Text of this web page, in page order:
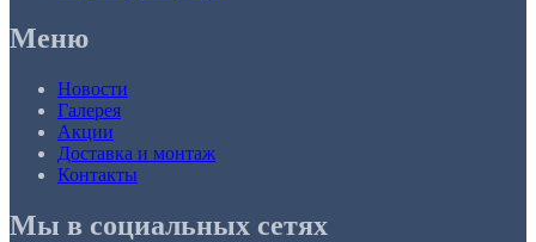
Меню
Новости
Галерея
Акции
Доставка и монтаж
Контакты
Мы в социальных сетях